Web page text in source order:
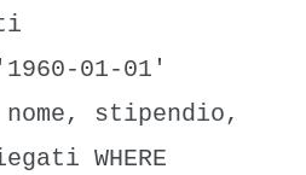
'1960-01-01'
nome, stipendio,
WHERE